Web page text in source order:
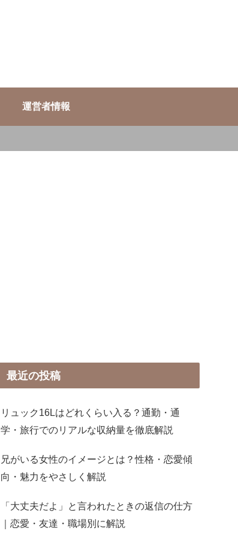
運営者情報
最近の投稿
リュック16Lはどれくらい入る？通勤・通
学・旅行でのリアルな収納量を徹底解説
兄がいる女性のイメージとは？性格・恋愛傾
向・魅力をやさしく解説
「大丈夫だよ」と言われたときの返信の仕方
｜恋愛・友達・職場別に解説